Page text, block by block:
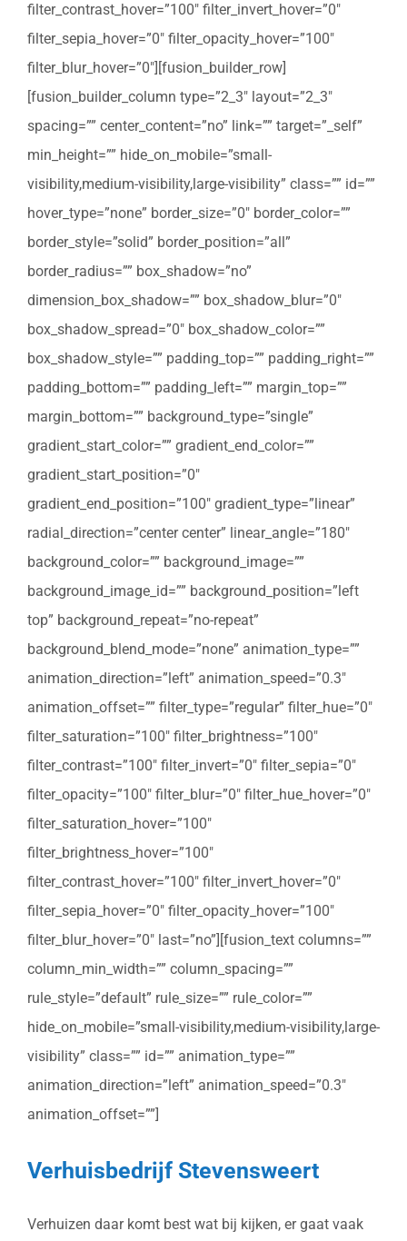
filter_contrast_hover=”100″ filter_invert_hover=”0″
filter_sepia_hover=”0″ filter_opacity_hover=”100″
filter_blur_hover=”0″][fusion_builder_row]
[fusion_builder_column type=”2_3″ layout=”2_3″
spacing=”” center_content=”no” link=”” target=”_self”
min_height=”” hide_on_mobile=”small-
visibility,medium-visibility,large-visibility” class=”” id=””
hover_type=”none” border_size=”0″ border_color=””
border_style=”solid” border_position=”all”
border_radius=”” box_shadow=”no”
dimension_box_shadow=”” box_shadow_blur=”0″
box_shadow_spread=”0″ box_shadow_color=””
box_shadow_style=”” padding_top=”” padding_right=””
padding_bottom=”” padding_left=”” margin_top=””
margin_bottom=”” background_type=”single”
gradient_start_color=”” gradient_end_color=””
gradient_start_position=”0″
gradient_end_position=”100″ gradient_type=”linear”
radial_direction=”center center” linear_angle=”180″
background_color=”” background_image=””
background_image_id=”” background_position=”left
top” background_repeat=”no-repeat”
background_blend_mode=”none” animation_type=””
animation_direction=”left” animation_speed=”0.3″
animation_offset=”” filter_type=”regular” filter_hue=”0″
filter_saturation=”100″ filter_brightness=”100″
filter_contrast=”100″ filter_invert=”0″ filter_sepia=”0″
filter_opacity=”100″ filter_blur=”0″ filter_hue_hover=”0″
filter_saturation_hover=”100″
filter_brightness_hover=”100″
filter_contrast_hover=”100″ filter_invert_hover=”0″
filter_sepia_hover=”0″ filter_opacity_hover=”100″
filter_blur_hover=”0″ last=”no”][fusion_text columns=””
column_min_width=”” column_spacing=””
rule_style=”default” rule_size=”” rule_color=””
hide_on_mobile=”small-visibility,medium-visibility,large-
visibility” class=”” id=”” animation_type=””
animation_direction=”left” animation_speed=”0.3″
animation_offset=””]
Verhuisbedrijf Stevensweert
Verhuizen daar komt best wat bij kijken, er gaat vaak